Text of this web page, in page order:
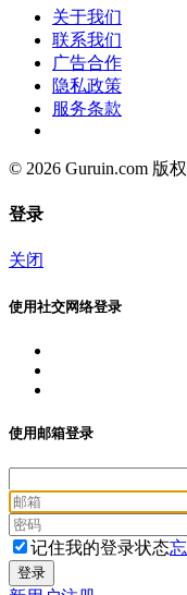
关于我们
联系我们
广告合作
隐私政策
服务条款
© 2026 Guruin.com 版
登录
关闭
使用社交网络登录
使用邮箱登录
记住我的登录状态